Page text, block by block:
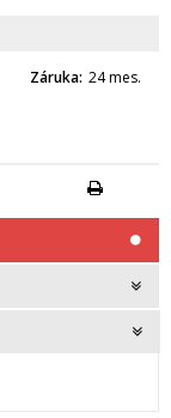
Záruka 24 mes.